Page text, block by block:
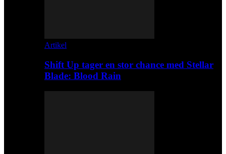
Artikel
Shift Up tager en stor chance med Stellar
Blade: Blood Rain